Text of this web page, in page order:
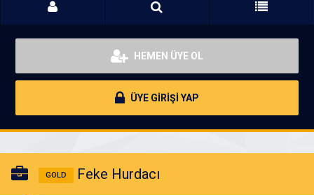
HEMEN ÜYE OL
ÜYE GİRİŞİ YAP
GOLD Feke Hurdacı